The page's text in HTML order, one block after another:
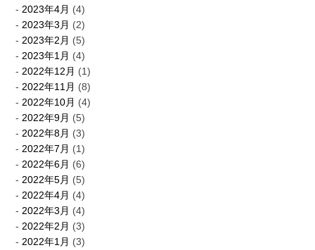
2023年4月 (4)
2023年3月 (2)
2023年2月 (5)
2023年1月 (4)
2022年12月 (1)
2022年11月 (8)
2022年10月 (4)
2022年9月 (5)
2022年8月 (3)
2022年7月 (1)
2022年6月 (6)
2022年5月 (5)
2022年4月 (4)
2022年3月 (4)
2022年2月 (3)
2022年1月 (3)